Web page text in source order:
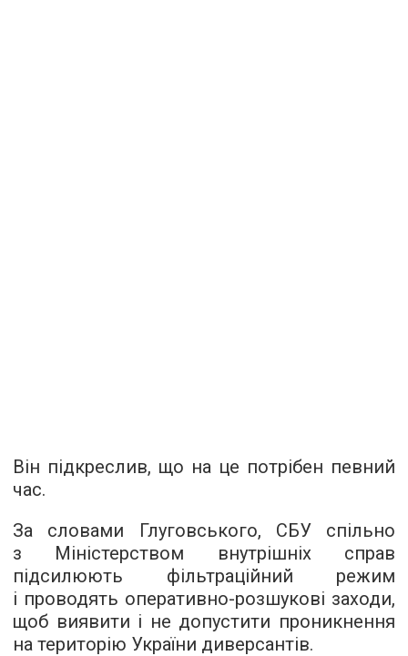
Він підкреслив, що на це потрібен певний
час.
За словами Глуговського, СБУ спільно
з Міністерством внутрішніх справ
підсилюють фільтраційний режим
і проводять оперативно-розшукові заходи,
щоб виявити і не допустити проникнення
на територію України диверсантів.